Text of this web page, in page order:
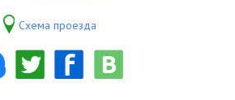
Схема проезда